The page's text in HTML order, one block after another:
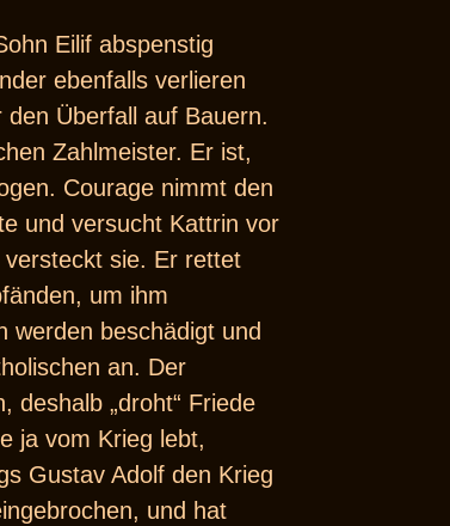
Eilif abspenstig
ebenfalls verlieren
Überfall auf Bauern.
Zahlmeister. Er ist,
Courage nimmt den
und versucht Kattrin vor
sie. Er rettet
um ihm
werden beschädigt und
an. Der
deshalb „droht“ Friede
ja vom Krieg lebt,
Gustav Adolf den Krieg
und hat